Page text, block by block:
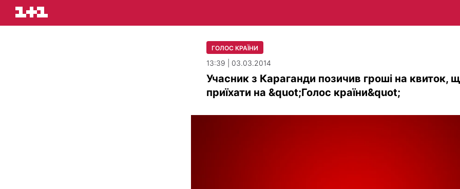
ГОЛОС КРАЇНИ
13:39 | 03.03.2014
Учасник з Караганди позичив гроші на квиток,
приїхати на &quot;Голос країни&quot;